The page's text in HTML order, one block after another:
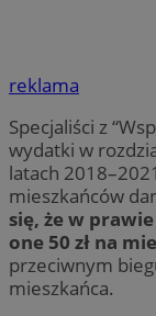
reklama
Specjaliści z
wydatki w
latach
mieszkańców
się, że w
one 50 zł na
przeciwnym
mieszkańca.